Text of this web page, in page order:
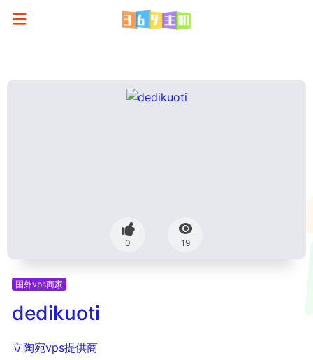
0 19
国外vps商家
dedikuoti
立陶宛vps提供商